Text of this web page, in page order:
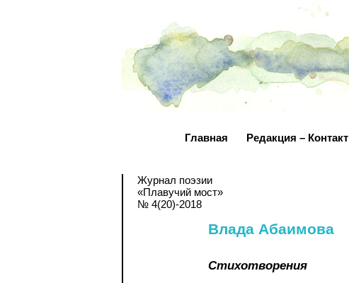
Главная Редакция – Контакт
Журнал поэзии
«Плавучий мост»
№ 4(20)-2018
Влада Абаимова
Стихотворения